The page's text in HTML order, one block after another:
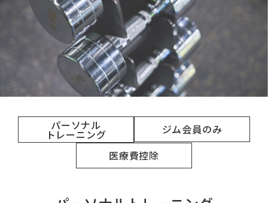
パーソナル
トレーニング
ジム会員のみ
医療費控除